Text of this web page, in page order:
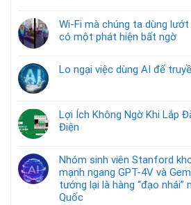
Wi-Fi mà chúng ta dùng
có một phát hiện bất ngờ
Lo ngại việc dùng AI để
Lợi Ích Không Ngờ Khi Lắp
Điện
Nhóm sinh viên Stanford
mạnh ngang GPT-4V và
tướng lại là hàng “đạo nhái”
Quốc